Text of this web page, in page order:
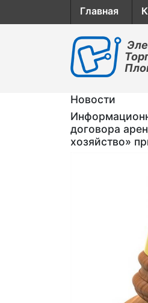
Главная
Новости
договора
хозяйство»